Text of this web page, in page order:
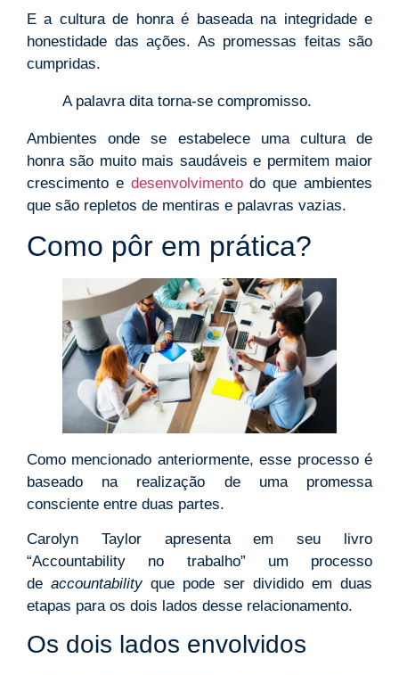
E a cultura de honra é baseada na integridade e
honestidade das ações. As promessas feitas são
cumpridas.
A palavra dita torna-se compromisso.
Ambientes onde se estabelece uma cultura de
honra são muito mais saudáveis e permitem maior
crescimento e desenvolvimentodo que ambientes
que são repletos de mentiras e palavras vazias.
Como pôr em prática?
Como mencionado anteriormente, esse processo é
baseado na realização de uma promessa
consciente entre duas partes.
Carolyn Taylor apresenta em seu livro
“Accountability no trabalho” um processo
deaccountabilityque pode ser dividido em duas
etapas para os dois lados desse relacionamento.
Os dois lados envolvidos